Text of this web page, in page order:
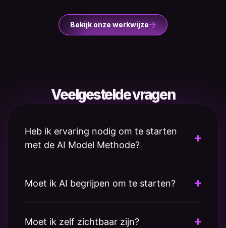
Bekijk onze werkwijze
Veelgestelde vragen
Heb ik ervaring nodig om te starten
met de AI Model Methode?
Moet ik AI begrijpen om te starten?
Moet ik zelf zichtbaar zijn?